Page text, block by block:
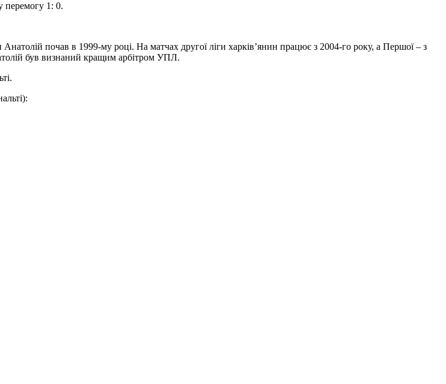
перемогу 1: 0.
почав в 1999-му році. На матчах другої ліги харків’янин працює з 2004-го року, а Першої – з
був визнаний кращим арбітром УПЛ.